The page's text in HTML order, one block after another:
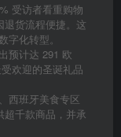
受访者看重购物
货流程便捷。这
化转型。
预计达 291 欧
欢迎的圣诞礼品
西班牙美食专区
千款商品，并承